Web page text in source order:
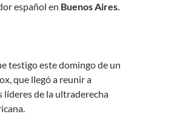
español en Buenos Aires.
testigo este domingo de un
que llegó a reunir a
líderes de la ultraderecha